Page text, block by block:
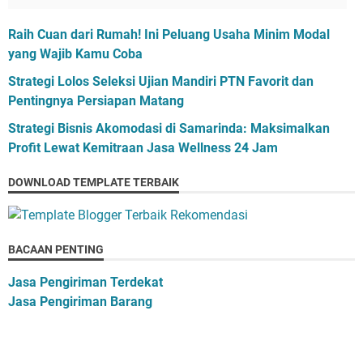
Raih Cuan dari Rumah! Ini Peluang Usaha Minim Modal
yang Wajib Kamu Coba
Strategi Lolos Seleksi Ujian Mandiri PTN Favorit dan
Pentingnya Persiapan Matang
Strategi Bisnis Akomodasi di Samarinda: Maksimalkan
Profit Lewat Kemitraan Jasa Wellness 24 Jam
DOWNLOAD TEMPLATE TERBAIK
BACAAN PENTING
Jasa Pengiriman Terdekat
Jasa Pengiriman Barang